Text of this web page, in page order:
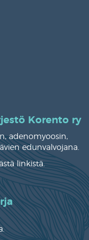
Korento ry
adenomyoosin,
edunvalvojana.
linkistä.